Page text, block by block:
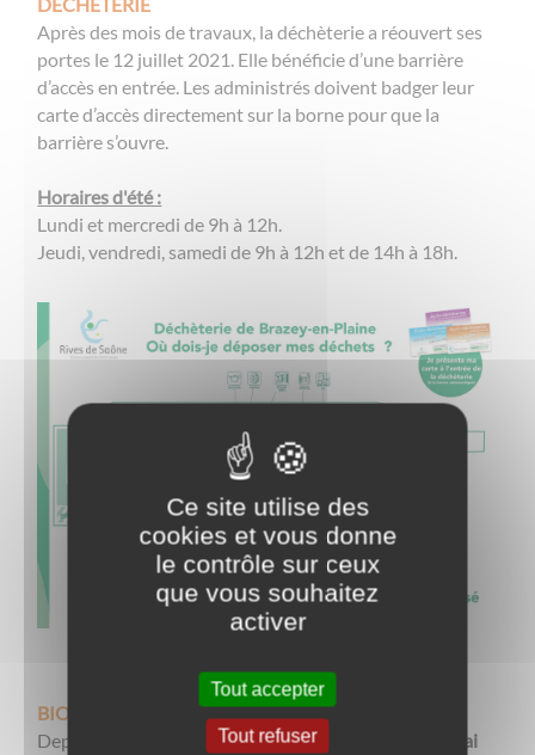
Après des mois de travaux, la déchèterie a réouvert ses
portes le 12 juillet 2021. Elle bénéficie d’une barrière
d’accès en entrée. Les administrés doivent badger leur
carte d’accès directement sur la borne pour que la
barrière s’ouvre.
Horaires d'été :
Lundi et mercredi de 9h à 12h.
Jeudi, vendredi, samedi de 9h à 12h et de 14h à 18h.
BIOBORNES
Depuis 2019, une bioborne est implantée
rue du 8 mai
Ce site utilise des
cookies et vous donne
le contrôle sur ceux
que vous souhaitez
activer
Tout accepter
Tout refuser